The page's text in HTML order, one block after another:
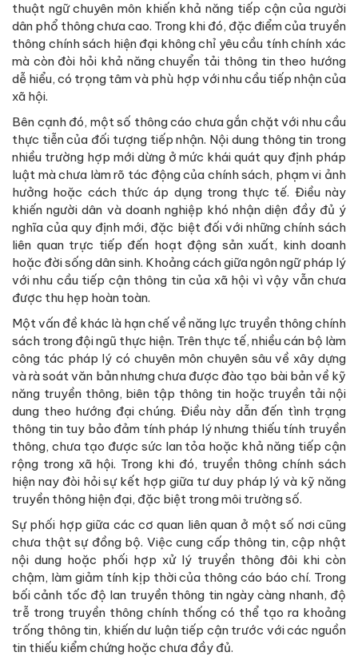
thuật ngữ chuyên môn khiến khả năng tiếp cận của người
dân phổ thông chưa cao. Trong khi đó, đặc điểm của truyền
thông chính sách hiện đại không chỉ yêu cầu tính chính xác
mà còn đòi hỏi khả năng chuyển tải thông tin theo hướng
dễ hiểu, có trọng tâm và phù hợp với nhu cầu tiếp nhận của
xã hội.
Bên cạnh đó, một số thông cáo chưa gắn chặt với nhu cầu
thực tiễn của đối tượng tiếp nhận. Nội dung thông tin trong
nhiều trường hợp mới dừng ở mức khái quát quy định pháp
luật mà chưa làm rõ tác động của chính sách, phạm vi ảnh
hưởng hoặc cách thức áp dụng trong thực tế. Điều này
khiến người dân và doanh nghiệp khó nhận diện đầy đủ ý
nghĩa của quy định mới, đặc biệt đối với những chính sách
liên quan trực tiếp đến hoạt động sản xuất, kinh doanh
hoặc đời sống dân sinh. Khoảng cách giữa ngôn ngữ pháp lý
với nhu cầu tiếp cận thông tin của xã hội vì vậy vẫn chưa
được thu hẹp hoàn toàn.
Một vấn đề khác là hạn chế về năng lực truyền thông chính
sách trong đội ngũ thực hiện. Trên thực tế, nhiều cán bộ làm
công tác pháp lý có chuyên môn chuyên sâu về xây dựng
và rà soát văn bản nhưng chưa được đào tạo bài bản về kỹ
năng truyền thông, biên tập thông tin hoặc truyền tải nội
dung theo hướng đại chúng. Điều này dẫn đến tình trạng
thông tin tuy bảo đảm tính pháp lý nhưng thiếu tính truyền
thông, chưa tạo được sức lan tỏa hoặc khả năng tiếp cận
rộng trong xã hội. Trong khi đó, truyền thông chính sách
hiện nay đòi hỏi sự kết hợp giữa tư duy pháp lý và kỹ năng
truyền thông hiện đại, đặc biệt trong môi trường số.
Sự phối hợp giữa các cơ quan liên quan ở một số nơi cũng
chưa thật sự đồng bộ. Việc cung cấp thông tin, cập nhật
nội dung hoặc phối hợp xử lý truyền thông đôi khi còn
chậm, làm giảm tính kịp thời của thông cáo báo chí. Trong
bối cảnh tốc độ lan truyền thông tin ngày càng nhanh, độ
trễ trong truyền thông chính thống có thể tạo ra khoảng
trống thông tin, khiến dư luận tiếp cận trước với các nguồn
tin thiếu kiểm chứng hoặc chưa đầy đủ.